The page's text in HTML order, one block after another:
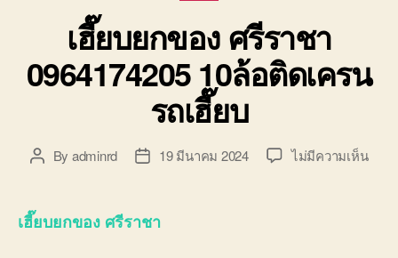
เฮี๊ยบยกของ ศรีราชา
0964174205 10ล้อติดเครน
รถเฮี๊ยบ
PostBy adminrd
Post19 มีนาคม 2024 ไม่มีความเห็นบน
เฮี๊ยบยกของ ศรีราชา